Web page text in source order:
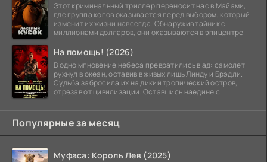
Этот криминальный триллер переносит нас в Майами,
где группа копов оказывается перед выбором, который
изменит их жизни навсегда. Обнаружив тайник с
миллионами долларов, они оказываются в эпицентре
На помощь! (2026)
В одно мгновение небеса превратились в ад: самолет
рухнул в океан, оставив в живых лишь Линду и Брэдли.
Судьба забросила их на дикий тропический остров,
отрезав от цивилизации. Оставшись наедине с
Популярные за месяц
Муфаса: Король Лев (2025)